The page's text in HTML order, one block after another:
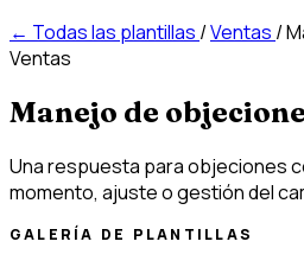
← Todas las plantillas /Ventas /
Ventas
Manejo de
Una respuesta para objeciones
momento, ajuste o gestión del
GALERÍA DE PLANTILLAS